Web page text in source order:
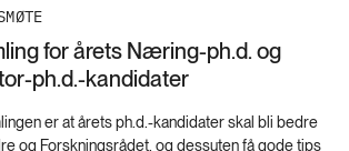
for årets Næring-ph.d. og
ph.d.-kandidater
er at årets ph.d.-kandidater skal bli bedre
og Forskningsrådet, og dessuten få gode tips